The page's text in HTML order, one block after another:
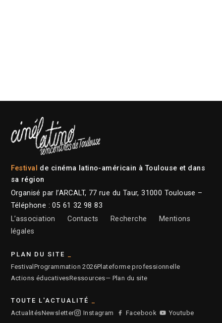
Festival de cinéma latino-américain à Toulouse et dans
sa région
Organisé par l’ARCALT, 77 rue du Taur, 31000 Toulouse –
Téléphone : 05 61 32 98 83
L’association
Contacts Recherche
Mentions
légales
PLAN DU SITE
FestivalProgrammation 2026Plateforme professionnelle
Actions éducativesRessources— Plan du site
TOUTE L'ACTUALITÉ
ActualitésNewsletter Instagram Facebook Youtube